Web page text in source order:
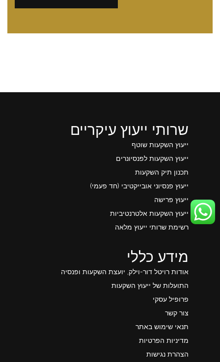
שרותי ייעוץ עיקריים
ייעוץ השקעות שוטף
ייעוץ השקעות לפנסיונרים
תכנון תיק השקעות
ייעוץ פנסיוני אובייקטיבי (חד פעמי)
ייעוץ פרישה
ייעוץ השקעות אלטרנטיביות
רשימת שרותי ייעוץ מלאה
מידע כללי
אודות רויטל דור-וילק, יועצת השקעות ופנסיה
התועלות של ייעוץ השקעות
פרופיל עסקי
צור קשר
תנאי שימוש באתר
מדיניות הפרטיות
הצהרת נגישות